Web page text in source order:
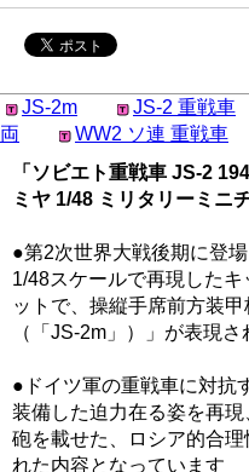
JS-2m JS-2 重戦車
両
WW2 ソ連 重戦車
「ソビエト重戦車 JS-2
ミヤ 1/48 ミリタリーミニ
●第2次世界大戦後期に登
1/48スケールで再現した
ットで、操縦手席前方装
（「JS-2m」）」が表現
●ドイツ軍の重戦車に対抗
装備した迫力在る姿を再
砲を載せた、ロシア的合
れた内容となっています